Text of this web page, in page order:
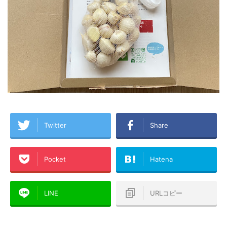
Twitter Share
Pocket Hatena
LINE URLコピー